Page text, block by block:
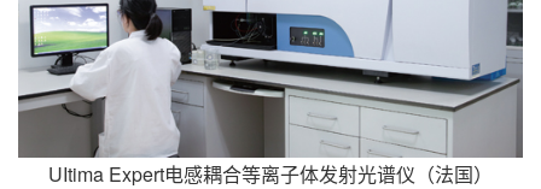
UItima Expert电感耦合等离子体发射光谱仪（法国）